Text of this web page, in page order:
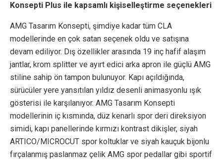
Konsepti Plus ile kapsamlı kişiselleştirme seçenekleri
AMG Tasarım Konsepti, şimdiye kadar tüm CLA
modellerinde en çok satan seçenek oldu ve satışına
devam ediliyor. Dış özellikler arasında 19 inç hafif alaşım
jantlar, krom splitter ve ayırt edici arka apron ile güçlü AMG
stiline sahip ön tampon bulunuyor. Kapı açıldığında,
sürücüler yere yansıtılan yıldız desenli animasyonlu ışık
gösterisi ile karşılanıyor. AMG Tasarım Konsepti
modellerinin iç kısmında, düz kenarlı spor deri direksiyon
simidi, kapı panellerinde kırmızı kontrast dikişler, siyah
ARTICO/MICROCUT spor koltuklar ve siyah kauçuk bijonlu
fırçalanmış paslanmaz çelik AMG spor pedallar gibi sportif